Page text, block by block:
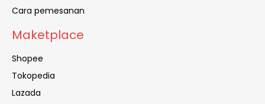
Cara pemesanan
Maketplace
Shopee
Tokopedia
Lazada